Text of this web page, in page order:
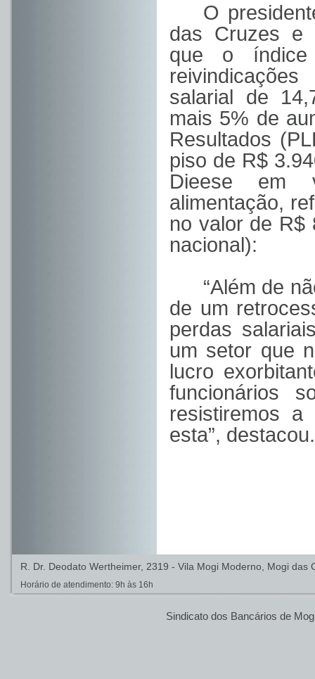
O
das Cruzes e
que o índice
salarial de
mais 5% de
Resultados
piso de R$
Dieese em
alimentação,
no valor de R$
nacional):
“Além de
de um
perdas
um setor que
lucro
funcionários
resistiremos
esta”, destacou.
R. Dr. Deodato Wertheimer, 2319 - Vila Mogi Moderno, Mogi das
Horário de atendimento: 9h às 16h
Sindicato dos Bancários de